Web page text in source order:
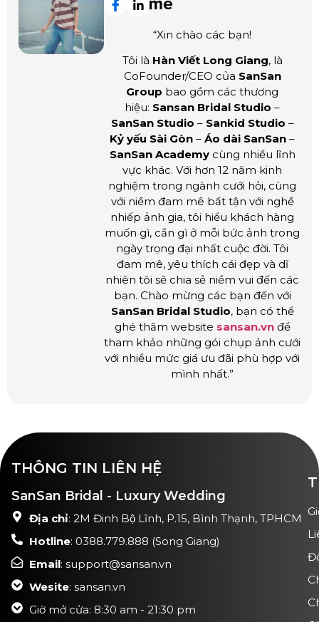
“Xin chào các bạn!
Tôi là Hàn Viết Long Giang, là
CoFounder/CEO của SanSan
Group bao gồm các thương
hiệu: Sansan Bridal Studio –
SanSan Studio – Sankid Studio –
Kỷ yếu Sài Gòn – Áo dài SanSan –
SanSan Academycùng nhiều lĩnh
vực khác. Với hơn 12 năm kinh
nghiệm trong ngành cưới hỏi, cùng
với niềm đam mê bất tận với nghề
nhiếp ảnh gia, tôi hiểu khách hàng
muốn gì, cần gì ở mỗi bức ảnh trong
ngày trọng đại nhất cuộc đời. Tôi
đam mê, yêu thích cái đẹp và dĩ
nhiên tôi sẽ chia sẻ niềm vui đến các
bạn. Chào mừng các bạn đến với
SanSan Bridal Studio, bạn có thể
ghé thăm website sansan.vnđể
tham khảo những gói chụp ảnh cưới
với nhiều mức giá ưu đãi phù hợp với
mình nhất.”
THÔNG TIN LIÊN HỆ
SanSan Bridal - Luxury Wedding
Địa chỉ: 2M Đinh Bộ Lĩnh, P.15, Bình Thạnh, TPHCM
Hotline: 0388.779.888 (Song Giang)
Email: support@sansan.vn
Wesite: sansan.vn
Giờ mở cửa: 8:30 am - 21:30 pm